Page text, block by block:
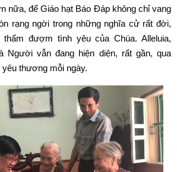
nữa, để Giáo hạt Báo Đáp không chỉ vang
rạng ngời trong những nghĩa cử rất đời,
đượm tình yêu của Chúa. Alleluia,
Người vẫn đang hiện diện, rất gần, qua
thương mỗi ngày.